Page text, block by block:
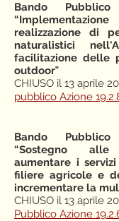
Bando Pubblico
realizzazione di
naturalistici
facilitazione delle
outdoor”
CHIUSO il 13 aprile
pubblico Azione
Bando Pubblico
“Sostegno
aumentare i
filiere agricole e
incrementare la
CHIUSO il 13 aprile
Pubblico Azione